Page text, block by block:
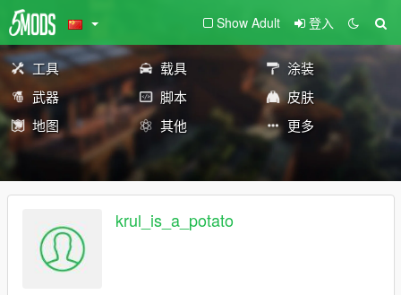
Show Adult 登入
工具 载具
涂装
武器
脚本
皮肤
地图
其他 更多
krul_is_a_potato